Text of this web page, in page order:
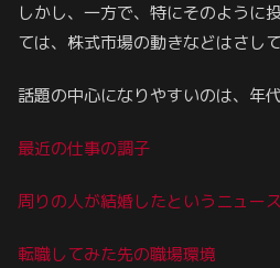
しかし、一方で、特にそのように
ては、株式市場の動きなどはさし
話題の中心になりやすいのは、年
最近の仕事の調子
周りの人が結婚したというニュース
転職してみた先の職場環境